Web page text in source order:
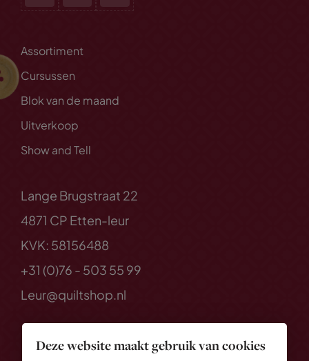
Deze website maakt gebruik van cookies
Assortiment
Cursussen
Blok van de maand
Uitverkoop
Show and Tell
Lange Brugstraat 22
4871 CP Etten-leur
KVK: 58156488
+31 (0)76 - 503 55 99
Leur@quiltshop.nl